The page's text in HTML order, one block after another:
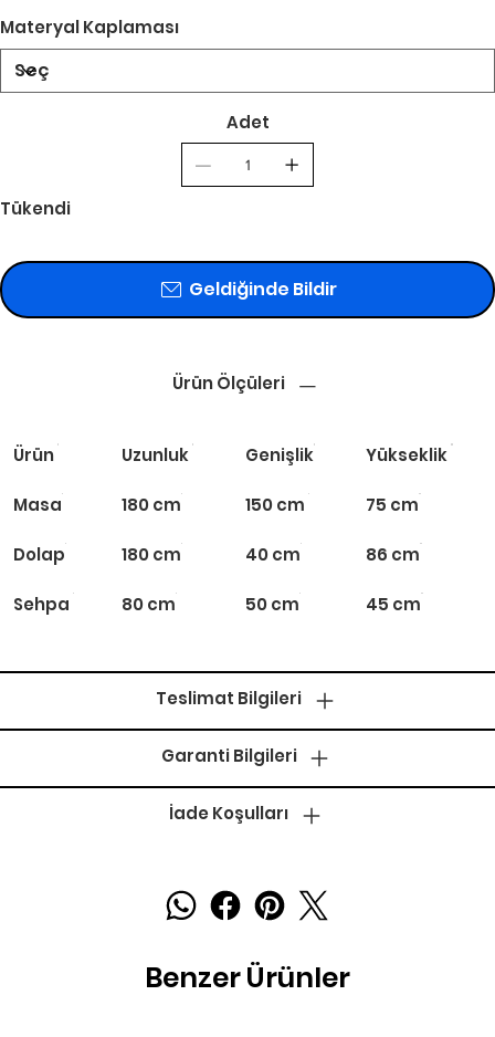
Materyal Kaplaması
Adet
Tükendi
Geldiğinde Bildir
Ürün Ölçüleri
Ürün Uzunluk Genişlik Yükseklik
Masa 180 cm 150 cm 75 cm
Dolap 180 cm 40 cm 86 cm
Sehpa 80 cm 50 cm 45 cm
Teslimat Bilgileri
Garanti Bilgileri
İade Koşulları
Benzer Ürünler